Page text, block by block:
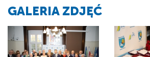
GALERIA ZDJĘĆ